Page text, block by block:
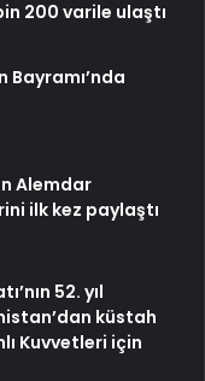
200 varile ulaştı
Alemdar
ilk kez paylaştı
52. yıl
küstah
Kuvvetleri için